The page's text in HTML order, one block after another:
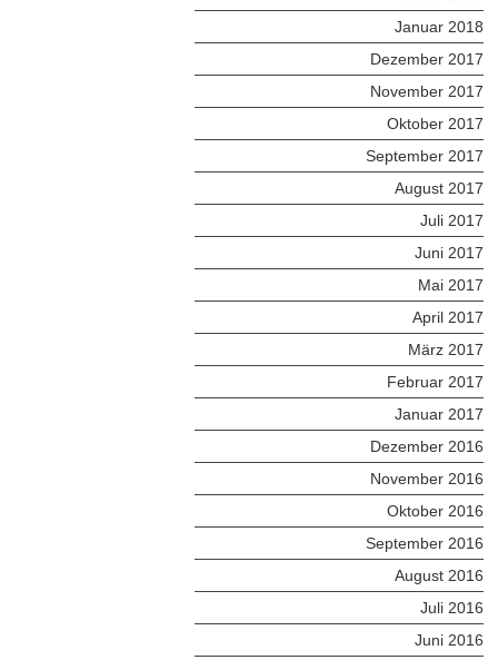
Januar 2018
Dezember 2017
November 2017
Oktober 2017
September 2017
August 2017
Juli 2017
Juni 2017
Mai 2017
April 2017
März 2017
Februar 2017
Januar 2017
Dezember 2016
November 2016
Oktober 2016
September 2016
August 2016
Juli 2016
Juni 2016